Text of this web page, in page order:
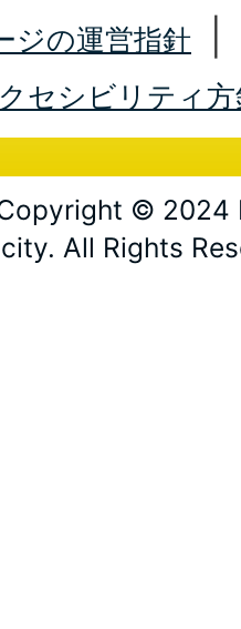
ジの運営指針
セシビリティ方
© 2024
city. All Rights